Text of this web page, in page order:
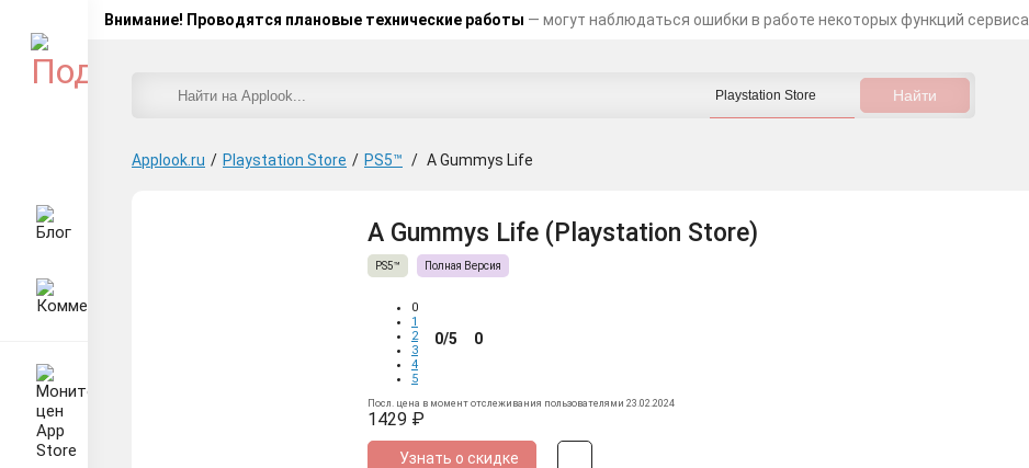
Внимание! Проводятся плановые технические работы — могут наблюдаться ошибки в работе некоторых функций сервиса.
Applook.ru / Playstation Store / PS5™ / A Gummys Life
A Gummys Life (Playstation Store)
PS5™ Полная Версия
0
1
2
3
4
5
0/5 0
Посл. цена в момент отслеживания пользователями 23.02.2024
1429 ₽
Узнать о скидке